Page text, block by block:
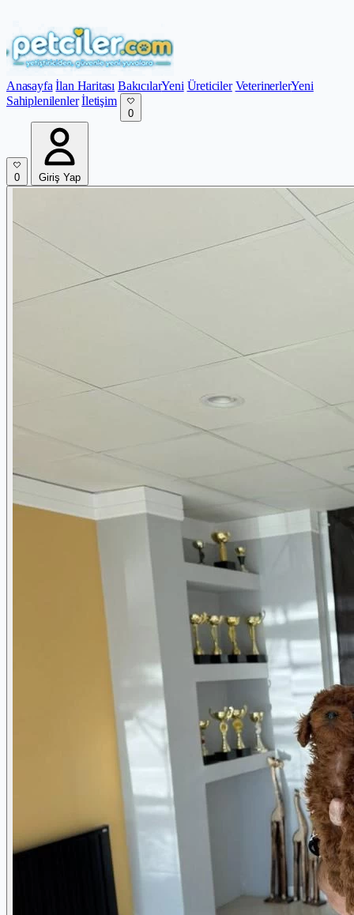
Anasayfa İlan Haritası BakıcılarYeni Üreticiler VeterinerlerYeni
Sahiplenilenler İletişim
0
0 Giriş Yap